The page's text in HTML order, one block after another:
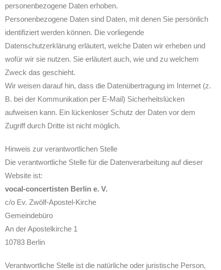
personenbezogene Daten erhoben.
Personenbezogene Daten sind Daten, mit denen Sie persönlich
identifiziert werden können. Die vorliegende
Datenschutzerklärung erläutert, welche Daten wir erheben und
wofür wir sie nutzen. Sie erläutert auch, wie und zu welchem
Zweck das geschieht.
Wir weisen darauf hin, dass die Datenübertragung im Internet (z.
B. bei der Kommunikation per E-Mail) Sicherheitslücken
aufweisen kann. Ein lückenloser Schutz der Daten vor dem
Zugriff durch Dritte ist nicht möglich.
Hinweis zur verantwortlichen Stelle
Die verantwortliche Stelle für die Datenverarbeitung auf dieser
Website ist:
vocal-concertisten Berlin e. V.
c/o Ev. Zwölf-Apostel-Kirche
Gemeindebüro
An der Apostelkirche 1
10783 Berlin
Verantwortliche Stelle ist die natürliche oder juristische Person,